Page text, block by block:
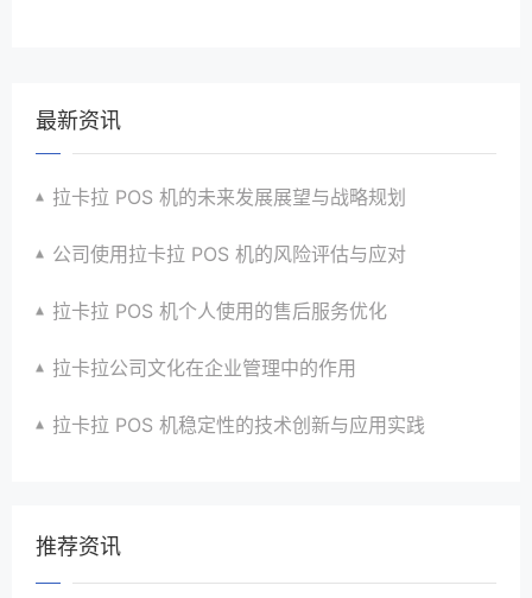
最新资讯
拉卡拉 POS 机的未来发展展望与战略规划
公司使用拉卡拉 POS 机的风险评估与应对
拉卡拉 POS 机个人使用的售后服务优化
拉卡拉公司文化在企业管理中的作用
拉卡拉 POS 机稳定性的技术创新与应用实践
推荐资讯